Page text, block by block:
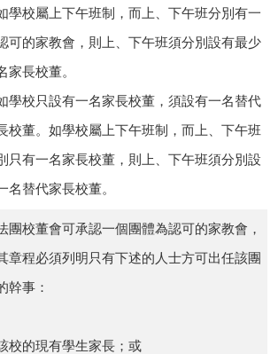
學校屬上下午班制，而上、下午班分別有一
可的家教會，則上、下午班須分別設有最少
家長校董。
學校只設有一名家長校董，須設有一名替代
校董。如學校屬上下午班制，而上、下午班
只有一名家長校董，則上、下午班須分別設
名替代家長校董。
團校董會可承認一個團體為認可的家教會，
章程必須列明只有下述的人士方可出任該團
幹事：
校的現有學生家長；或